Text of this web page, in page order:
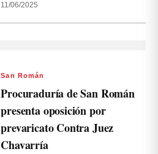
11/06/2025
San Román
Procuraduría de San Román
presenta oposición por
prevaricato Contra Juez
Chavarría